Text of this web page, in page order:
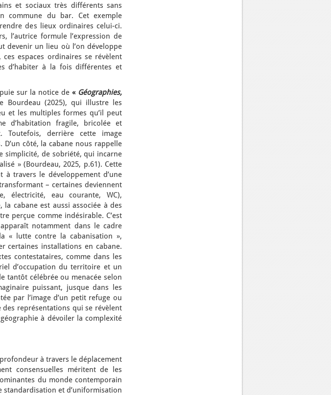
et sociaux très différents sans
commune du bar. Cet exemple
des lieux ordinaires celui-ci.
l’autrice formule l’expression de
devenir un lieu où l’on développe
espaces ordinaires se révèlent
d’habiter à la fois différentes et
sur la notice de « Géographies,
Bourdeau (2025), qui illustre les
et les multiples formes qu’il peut
d’habitation fragile, bricolée et
Toutefois, derrière cette image
côté, la cabane nous rappelle
simplicité, de sobriété, qui incarne
» (Bourdeau, 2025, p.61). Cette
à travers le développement d’une
– certaines deviennent
électricité, eau courante, WC),
cabane est aussi associée à des
perçue comme indésirable. C’est
notamment dans le cadre
« lutte contre la cabanisation »,
certaines installations en cabane.
contestataires, comme dans les
d’occupation du territoire et un
tantôt célébrée ou menacée selon
puissant, jusque dans les
par l’image d’un petit refuge ou
des représentations qui se révèlent
à dévoiler la complexité
à travers le déplacement
consensuelles méritent de les
du monde contemporain
et d’uniformisation